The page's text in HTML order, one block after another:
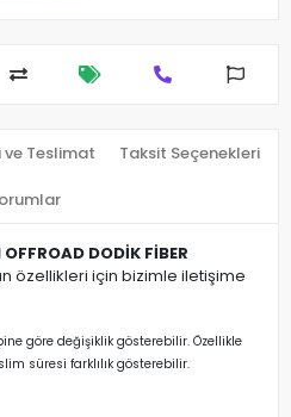
Teslimat Taksit Seçenekleri
DODİK FİBER
özellikleri için bizimle iletişime
göre değişiklik gösterebilir. Özellikle
süresi farklılık gösterebilir.